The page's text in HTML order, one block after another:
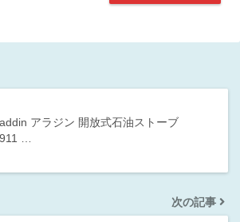
アラジン 開放式石油ストーブ
…
次の記事